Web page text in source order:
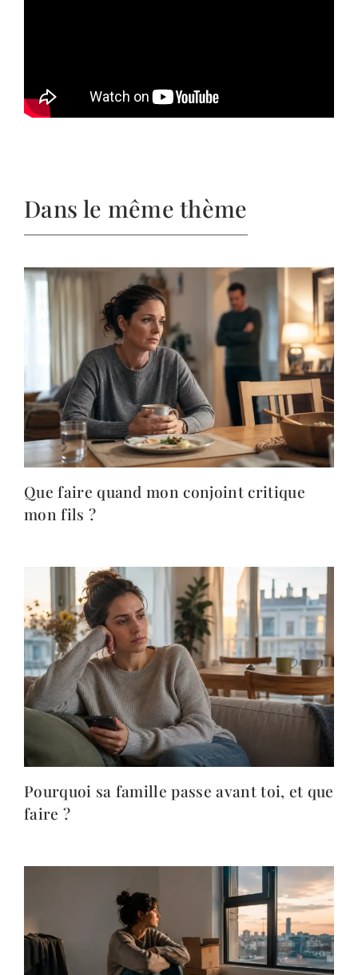
Dans le même thème
Que faire quand mon conjoint critique
mon fils ?
Pourquoi sa famille passe avant toi, et que
faire ?